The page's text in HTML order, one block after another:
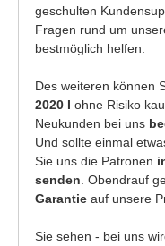
geschulten
Fragen rund um
bestmöglich helfen.
Des weiteren können
2020 I ohne Risiko
Neukunden bei uns
Und sollte einmal
Sie uns die Patronen
senden . Obendrauf
Garantie auf unsere
Sie sehen - bei uns